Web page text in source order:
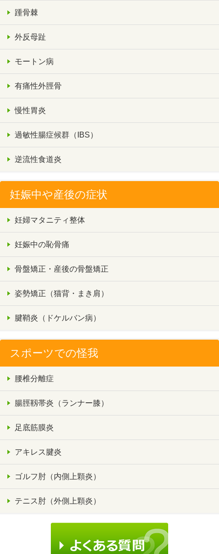
踵骨棘
外反母趾
モートン病
有痛性外脛骨
慢性胃炎
過敏性腸症候群（IBS）
逆流性食道炎
妊娠中や産後の症状
妊婦マタニティ整体
妊娠中の恥骨痛
骨盤矯正・産後の骨盤矯正
姿勢矯正（猫背・まき肩）
腱鞘炎（ドケルバン病）
スポーツでの怪我
腰椎分離症
腸脛靱帯炎（ランナー膝）
足底筋膜炎
アキレス腱炎
ゴルフ肘（内側上顆炎）
テニス肘（外側上顆炎）